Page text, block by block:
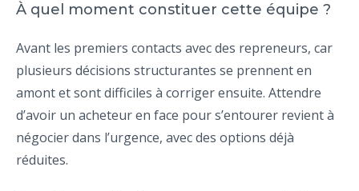
À quel moment constituer cette équipe ?
Avant les premiers contacts avec des repreneurs, car
plusieurs décisions structurantes se prennent en
amont et sont difficiles à corriger ensuite. Attendre
d’avoir un acheteur en face pour s’entourer revient à
négocier dans l’urgence, avec des options déjà
réduites.